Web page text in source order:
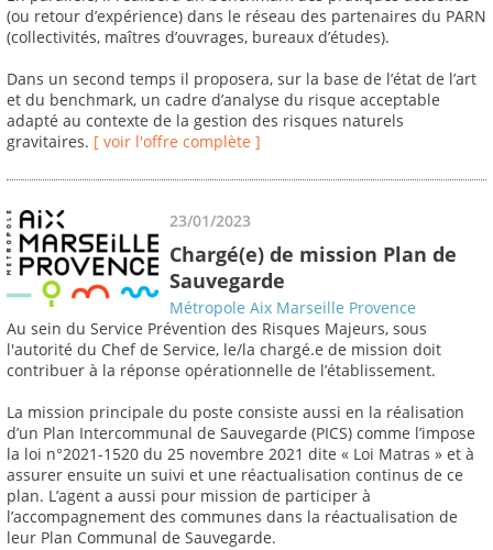
(ou retour d’expérience) dans le réseau des partenaires du PARN
(collectivités, maîtres d’ouvrages, bureaux d’études).
Dans un second temps il proposera, sur la base de l’état de l’art
et du benchmark, un cadre d’analyse du risque acceptable
adapté au contexte de la gestion des risques naturels
gravitaires. [ voir l'offre complète ]
23/01/2023
Chargé(e) de mission Plan de
Sauvegarde
Métropole Aix Marseille Provence
Au sein du Service Prévention des Risques Majeurs, sous
l'autorité du Chef de Service, le/la chargé.e de mission doit
contribuer à la réponse opérationnelle de l’établissement.
La mission principale du poste consiste aussi en la réalisation
d’un Plan Intercommunal de Sauvegarde (PICS) comme l’impose
la loi n°2021-1520 du 25 novembre 2021 dite « Loi Matras » et à
assurer ensuite un suivi et une réactualisation continus de ce
plan. L’agent a aussi pour mission de participer à
l’accompagnement des communes dans la réactualisation de
leur Plan Communal de Sauvegarde.